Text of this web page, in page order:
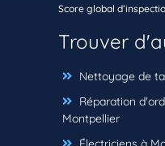
Score global
Trouver
Nettoyage de
Réparation
Montpellier